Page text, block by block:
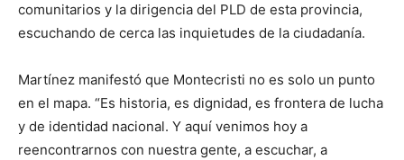
comunitarios y la dirigencia del PLD de esta provincia,
escuchando de cerca las inquietudes de la ciudadanía.
Martínez manifestó que Montecristi no es solo un punto
en el mapa. “Es historia, es dignidad, es frontera de lucha
y de identidad nacional. Y aquí venimos hoy a
reencontrarnos con nuestra gente, a escuchar, a